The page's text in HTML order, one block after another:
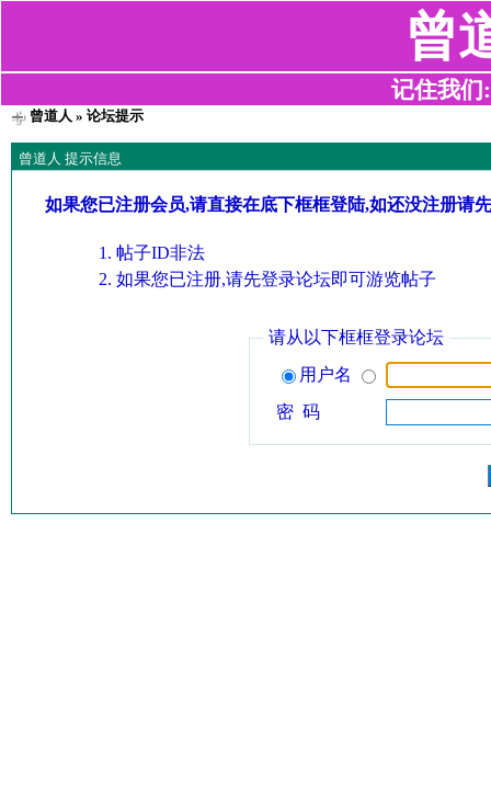
曾
记住我们
曾道人 » 论坛提示
曾道人 提示信息
如果您已注册会员,请直接在底下框框登陆,如还没注册请
帖子ID非法
如果您已注册,请先登录论坛即可游览帖子
请从以下框框登录论坛
用户名
密 码